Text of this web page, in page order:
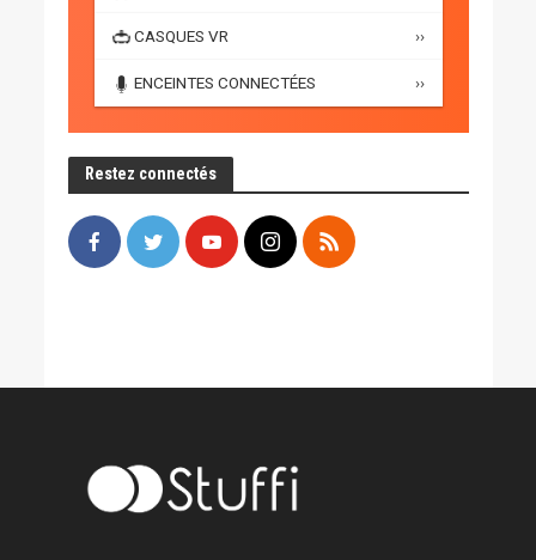
CASQUES VR ››
ENCEINTES CONNECTÉES ››
Restez connectés